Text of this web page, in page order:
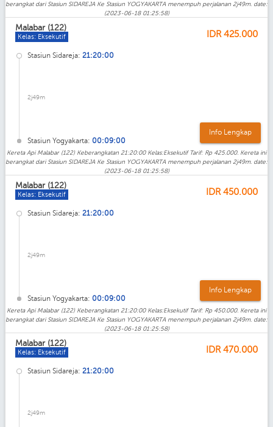
berangkat dari Stasiun SIDAREJA Ke Stasiun YOGYAKARTA menempuh perjalanan 2j49m. date:
(2023-06-18 01:25:58)
Malabar (122)
Kelas: Eksekutif IDR 425.000
Stasiun Sidareja: 21:20:00
2j49m
Stasiun Yogyakarta: 00:09:00
Info Lengkap
Kereta Api Malabar (122) Keberangkatan 21:20:00 Kelas:Eksekutif Tarif: Rp 425.000. Kereta ini
berangkat dari Stasiun SIDAREJA Ke Stasiun YOGYAKARTA menempuh perjalanan 2j49m. date:
(2023-06-18 01:25:58)
Malabar (122)
Kelas: Eksekutif IDR 450.000
Stasiun Sidareja: 21:20:00
2j49m
Stasiun Yogyakarta: 00:09:00
Info Lengkap
Kereta Api Malabar (122) Keberangkatan 21:20:00 Kelas:Eksekutif Tarif: Rp 450.000. Kereta ini
berangkat dari Stasiun SIDAREJA Ke Stasiun YOGYAKARTA menempuh perjalanan 2j49m. date:
(2023-06-18 01:25:58)
Malabar (122)
Kelas: Eksekutif IDR 470.000
Stasiun Sidareja: 21:20:00
2j49m